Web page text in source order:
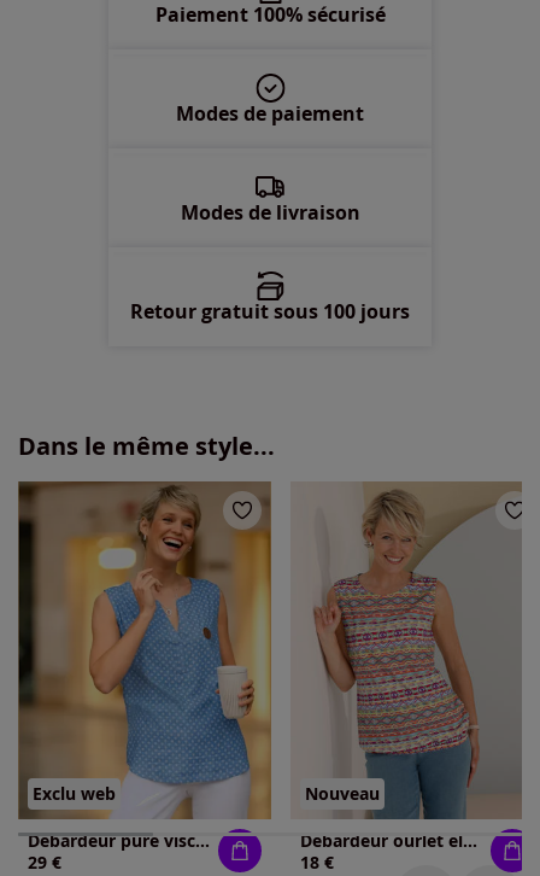
Paiement 100% sécurisé
Modes de paiement
Modes de livraison
Retour gratuit sous 100 jours
Dans le même style...
Exclu web
Débardeur pure viscose
29 €
Nouveau
Débardeur ourlet élastique
18 €